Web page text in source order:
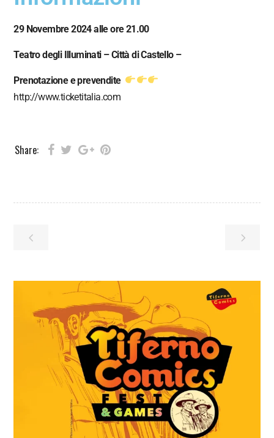
29 Novembre 2024 alle ore 21.00
Teatro degli Illuminati – Città di Castello –
Prenotazione e prevendite
http://www.ticketitalia.com
Share: